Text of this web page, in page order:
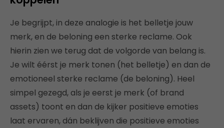
Je begrijpt, in deze analogie is het belletje jouw
merk, en de beloning een sterke reclame. Ook
hierin zien we terug dat de volgorde van belang is.
Je wilt éérst je merk tonen (het belletje) en dan de
emotioneel sterke reclame (de beloning). Heel
simpel gezegd, als je eerst je merk (of brand
assets) toont en dan de kijker positieve emoties
laat ervaren, dán beklijven die positieve emoties